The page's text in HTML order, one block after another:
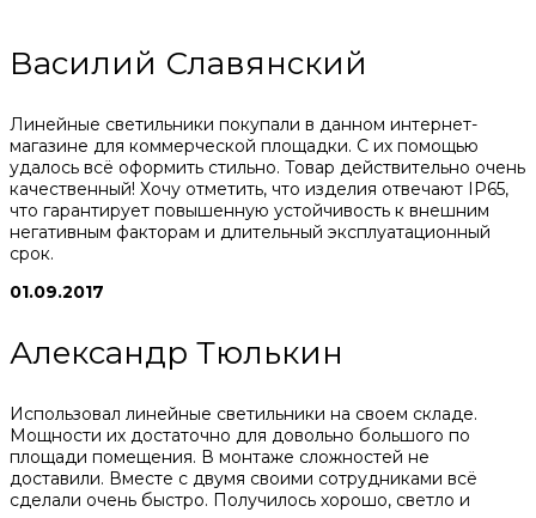
Василий Славянский
Линейные светильники покупали в данном интернет-
магазине для коммерческой площадки. С их помощью
удалось всё оформить стильно. Товар действительно очень
качественный! Хочу отметить, что изделия отвечают IP65,
что гарантирует повышенную устойчивость к внешним
негативным факторам и длительный эксплуатационный
срок.
01.09.2017
Александр Тюлькин
Использовал линейные светильники на своем складе.
Мощности их достаточно для довольно большого по
площади помещения. В монтаже сложностей не
доставили. Вместе с двумя своими сотрудниками всё
сделали очень быстро. Получилось хорошо, светло и